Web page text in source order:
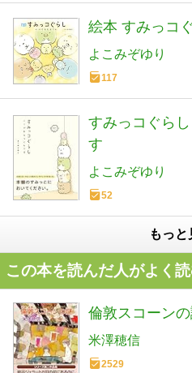
絵本 すみっコ
よこみぞゆり
117
すみっコぐら
す
よこみぞゆり
52
もっと
この本を読んだ人がよく
倫敦スコーン
米澤穂信
2529